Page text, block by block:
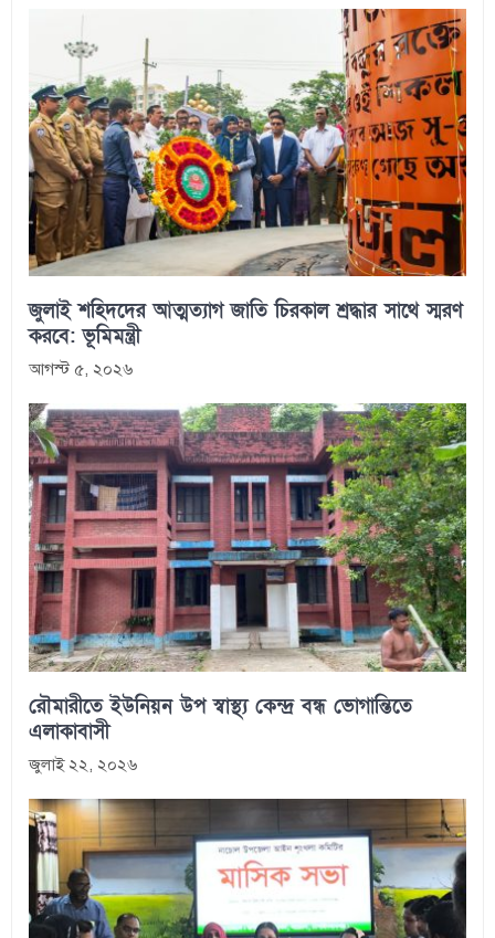
জুলাই শহিদদের আত্মত্যাগ জাতি চিরকাল শ্রদ্ধার সাথে স্মরণ
করবে: ভূমিমন্ত্রী
আগস্ট ৫, ২০২৬
রৌমারীতে ইউনিয়ন উপ স্বাস্থ্য কেন্দ্র বন্ধ ভোগান্তিতে
এলাকাবাসী
জুলাই ২২, ২০২৬